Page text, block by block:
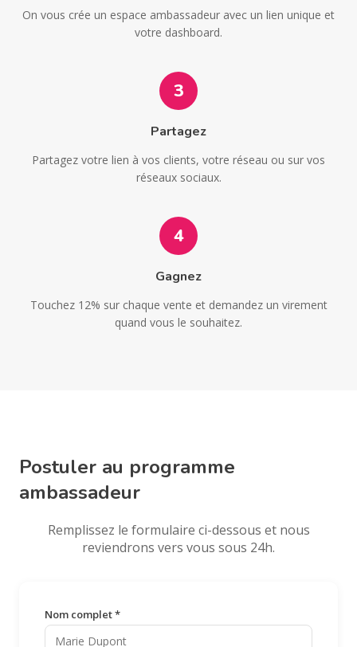
On vous crée un espace ambassadeur avec un lien unique et
votre dashboard.
3
Partagez
Partagez votre lien à vos clients, votre réseau ou sur vos
réseaux sociaux.
4
Gagnez
Touchez 12% sur chaque vente et demandez un virement
quand vous le souhaitez.
Postuler au programme
ambassadeur
Remplissez le formulaire ci-dessous et nous
reviendrons vers vous sous 24h.
Nom complet *